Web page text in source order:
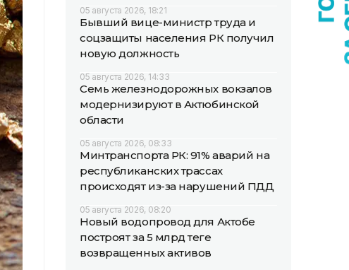
05 августа 2026, 18:21
Бывший вице-министр труда и
соцзащиты населения РК получил
новую должность
05 августа 2026, 14:33
Семь железнодорожных вокзалов
модернизируют в Актюбинской
области
05 августа 2026, 08:33
Минтранспорта РК: 91% аварий на
республиканских трассах
происходят из-за нарушений ПДД
05 августа 2026, 08:20
Новый водопровод для Актобе
построят за 5 млрд теңге
возвращенных активов